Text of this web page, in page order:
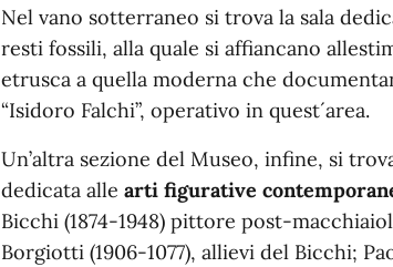
Nel vano sotterraneo si trova la sala
resti fossili, alla quale si affiancano
etrusca a quella moderna che
“Isidoro Falchi”, operativo in quest´area.
Un’altra sezione del Museo, infine, si
dedicata alle arti figurative
Bicchi (1874-1948) pittore post-
Borgiotti (1906-1077), allievi del Bicchi;